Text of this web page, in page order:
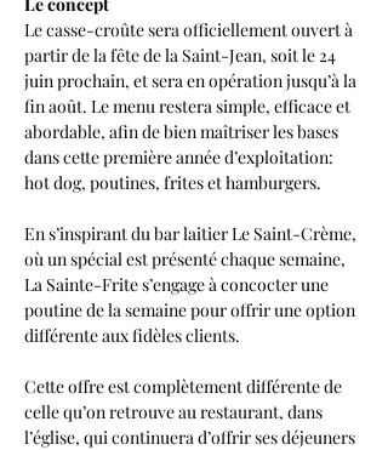
Le casse-croûte sera officiellement ouvert à
partir de la fête de la Saint-Jean, soit le 24
juin prochain, et sera en opération jusqu’à la
fin août. Le menu restera simple, efficace et
abordable, afin de bien maîtriser les bases
dans cette première année d’exploitation:
hot dog, poutines, frites et hamburgers.
En s’inspirant du bar laitier Le Saint-Crème,
où un spécial est présenté chaque semaine,
La Sainte-Frite s’engage à concocter une
poutine de la semaine pour offrir une option
différente aux fidèles clients.
Cette offre est complètement différente de
celle qu’on retrouve au restaurant, dans
l’église, qui continuera d’offrir ses déjeuners